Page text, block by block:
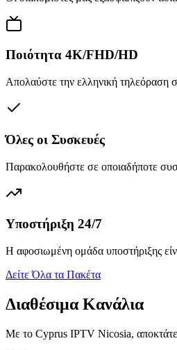
Ποιότητα 4K/FHD/HD
Απολαύστε την ελληνική τηλεόραση
Όλες οι Συσκευές
Παρακολουθήστε σε οποιαδήποτε
Υποστήριξη 24/7
Η αφοσιωμένη ομάδα υποστήριξης
Δείτε Όλα τα Πακέτα
Διαθέσιμα Κανάλια
Με το Cyprus IPTV Nicosia, αποκτάτε